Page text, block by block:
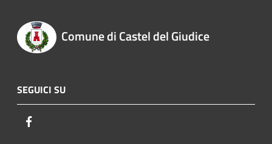
Comune di Castel del Giudice
SEGUICI SU